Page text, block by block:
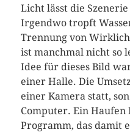
Licht lässt die
Irgendwo tropft
Trennung von
ist manchmal nicht so
Idee für dieses Bild
einer Halle. Die
einer Kamera statt,
Computer. Ein Haufen
Programm, das damit